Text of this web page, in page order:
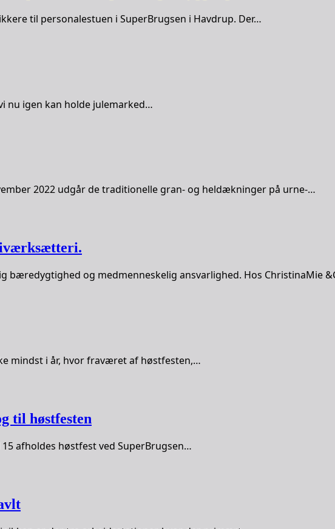
til personalestuen i SuperBrugsen i Havdrup. Der…
nu igen kan holde julemarked…
2022 udgår de traditionelle gran- og heldækninger på urne-…
bæredygtighed og medmenneskelig ansvarlighed. Hos ChristinaMie
mindst i år, hvor fraværet af høstfesten,…
til høstfesten
afholdes høstfest ved SuperBrugsen…